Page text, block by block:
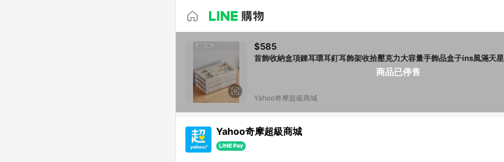
商品已停售
$585
首飾收納盒項錬耳環耳釘耳飾架收拾壓克力大容量手飾品盒子ins風滿天星
Yahoo奇摩超級商城
Yahoo奇摩超級商城